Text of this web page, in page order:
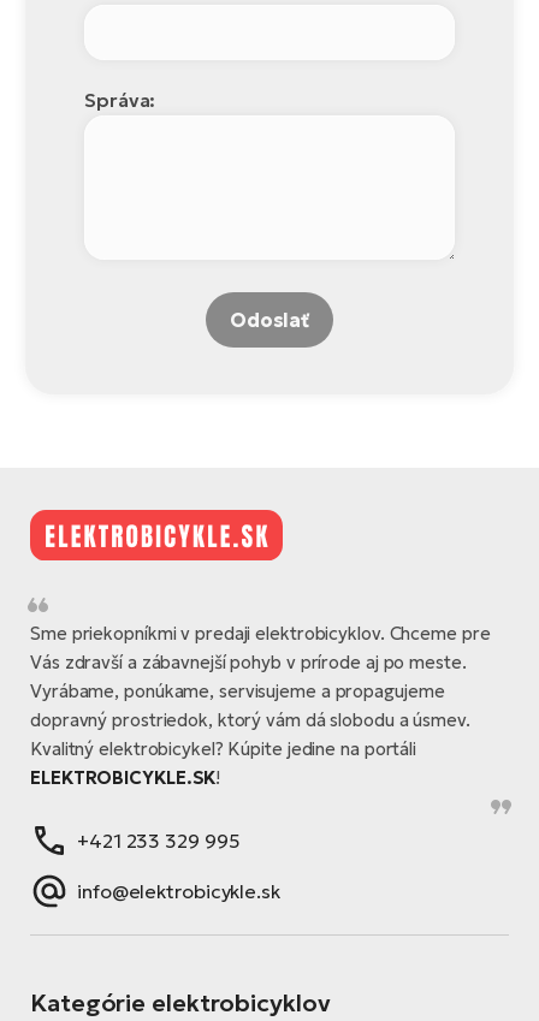
Správa:
Odoslať
Sme priekopníkmi v predaji elektrobicyklov. Chceme pre
Vás zdravší a zábavnejší pohyb v prírode aj po meste.
Vyrábame, ponúkame, servisujeme a propagujeme
dopravný prostriedok, ktorý vám dá slobodu a úsmev.
Kvalitný elektrobicykel? Kúpite jedine na portáli
ELEKTROBICYKLE.SK!
+421 233 329 995
info@elektrobicykle.sk
Kategórie elektrobicyklov